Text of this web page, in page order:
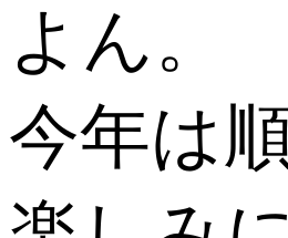
よん。
今年は